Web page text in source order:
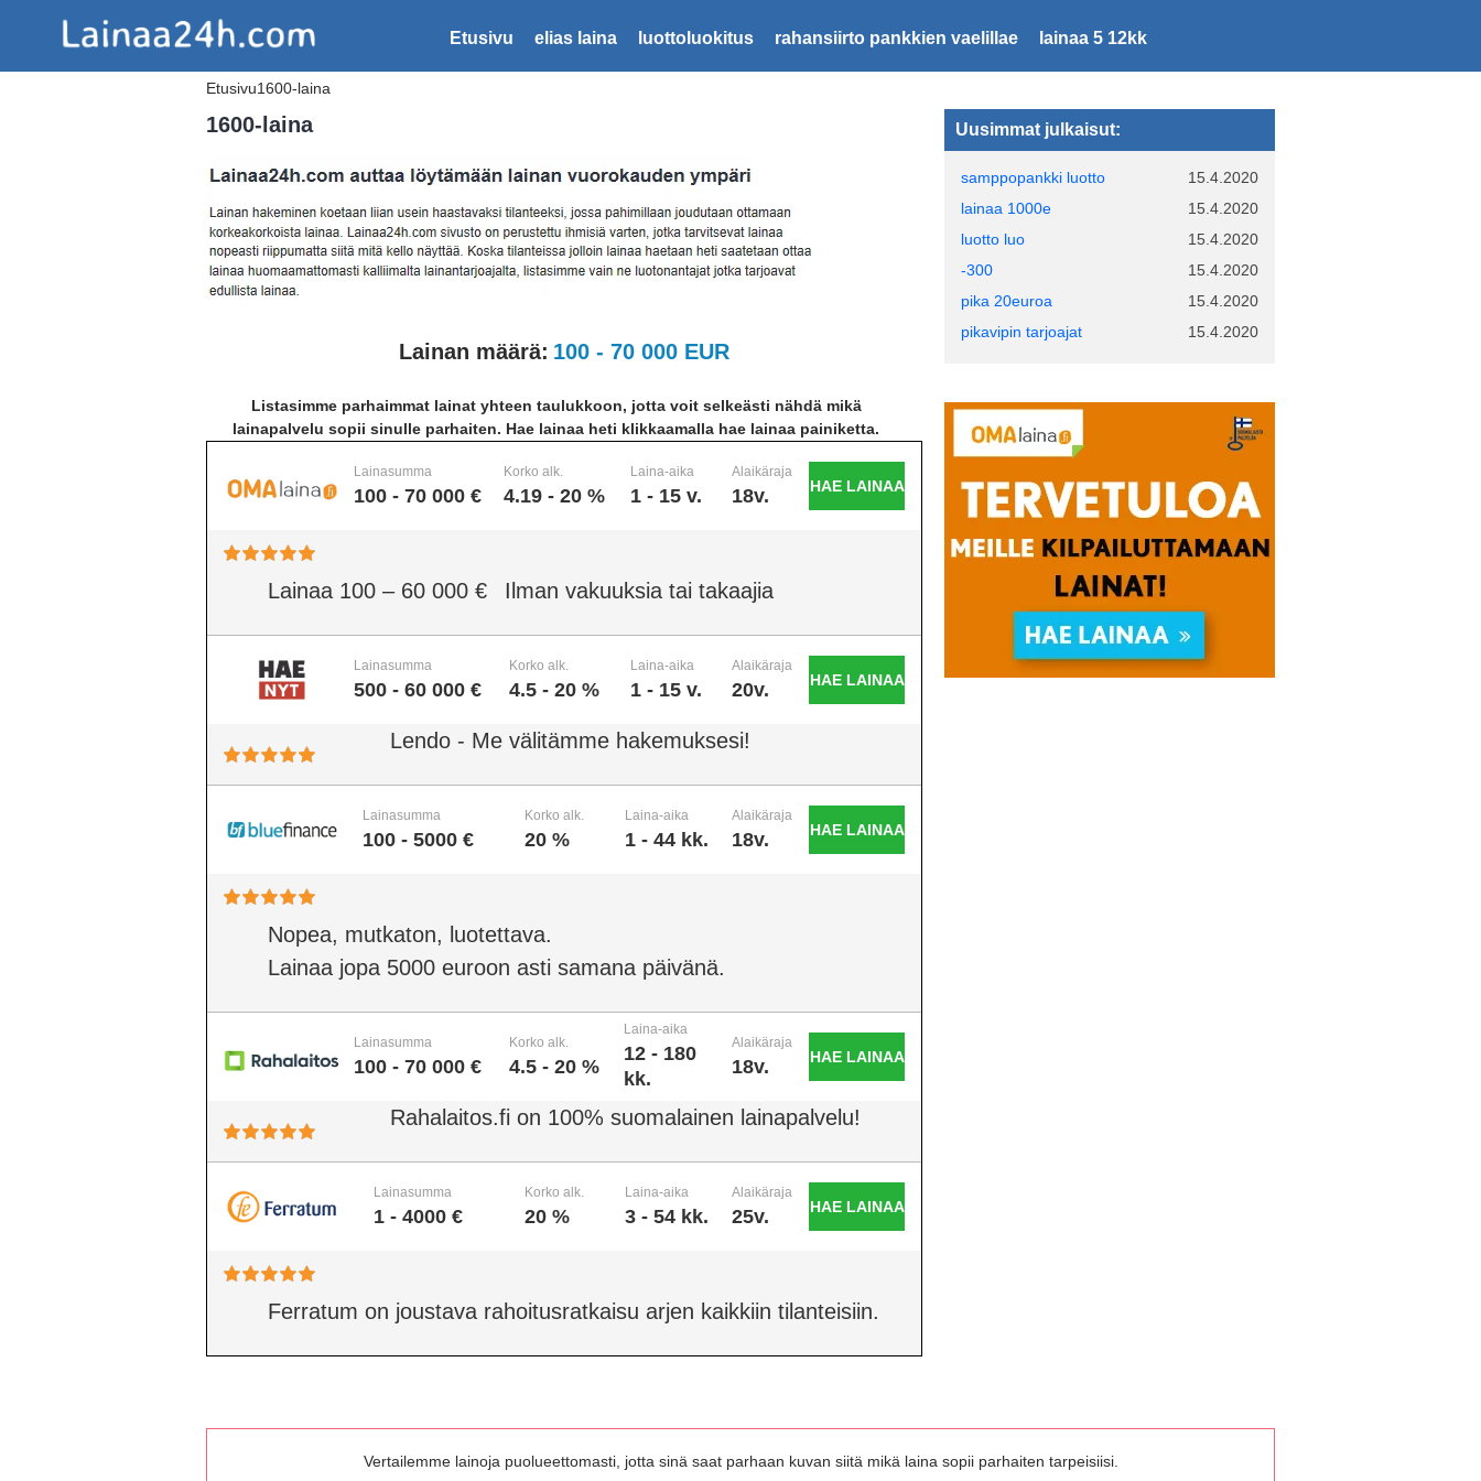
Etusivu elias laina luottoluokitus rahansiirto pankkien vaelillae lainaa 5 12kk
Etusivu1600-laina
1600-laina
Lainan määrä: 100 - 70 000 EUR
Listasimme parhaimmat lainat yhteen taulukkoon, jotta voit selkeästi nähdä mikä
lainapalvelu sopii sinulle parhaiten. Hae lainaa heti klikkaamalla hae lainaa painiketta.
Lainasumma
100 - 70 000 €
Korko alk.
4.19 - 20 %
Laina-aika
1 - 15 v.
Alaikäraja
18v. HAE LAINAA
Lainaa 100 – 60 000 € Ilman vakuuksia tai takaajia
Lainasumma
500 - 60 000 €
Korko alk.
4.5 - 20 %
Laina-aika
1 - 15 v.
Alaikäraja
20v. HAE LAINAA
Lendo - Me välitämme hakemuksesi!
Lainasumma
100 - 5000 €
Korko alk.
20 %
Laina-aika
1 - 44 kk.
Alaikäraja
18v. HAE LAINAA
Nopea, mutkaton, luotettava.
Lainaa jopa 5000 euroon asti samana päivänä.
Lainasumma
100 - 70 000 €
Korko alk.
4.5 - 20 %
Laina-aika
12 - 180
kk.
Alaikäraja
18v. HAE LAINAA
Rahalaitos.fi on 100% suomalainen lainapalvelu!
Lainasumma
1 - 4000 €
Korko alk.
20 %
Laina-aika
3 - 54 kk.
Alaikäraja
25v. HAE LAINAA
Ferratum on joustava rahoitusratkaisu arjen kaikkiin tilanteisiin.
Uusimmat julkaisut:
samppopankki luotto
15.4.2020
lainaa 1000e
15.4.2020
luotto luo
15.4.2020
-300
15.4.2020
pika 20euroa
15.4.2020
pikavipin tarjoajat
15.4.2020
Vertailemme lainoja puolueettomasti, jotta sinä saat parhaan kuvan siitä mikä laina sopii parhaiten tarpeisiisi.